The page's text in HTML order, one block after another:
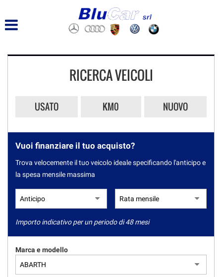
RICERCA VEICOLI
USATO KM0 NUOVO
Vuoi finanziare il tuo acquisto?
Trova velocemente il tuo veicolo ideale specificando l'anticipo e
la spesa mensile massima
Importo indicativo per un periodo di 48 mesi
Marca e modello